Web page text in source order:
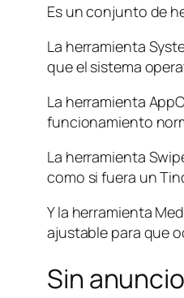
Es un conjunto de
La herramienta
que el sistema
La herramienta
funcionamiento
La herramienta
como si fuera un
Y la herramienta
ajustable para que
Sin